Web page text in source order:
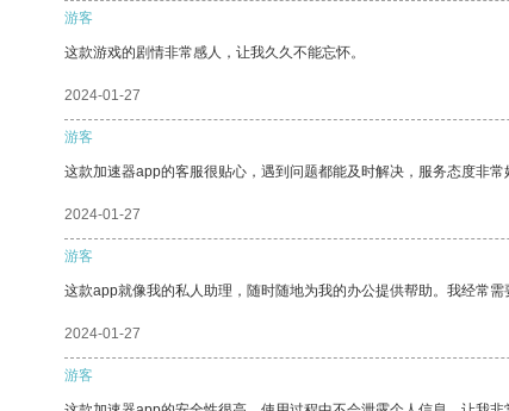
游客
这款游戏的剧情非常感人，让我久久不能忘怀。
2024-01-27
游客
这款加速器app的客服很贴心，遇到问题都能及时解决，服务态度非常
2024-01-27
游客
这款app就像我的私人助理，随时随地为我的办公提供帮助。我经常
2024-01-27
游客